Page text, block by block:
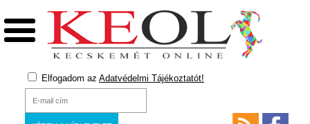
Elfogadom az Adatvédelmi Tájékoztatót!